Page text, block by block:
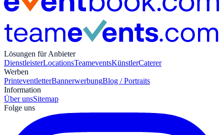
Lösungen für Anbieter
DienstleisterLocationsTeameventsKünstlerCaterer
Werben
PrinteventletterBannerwerbungBlog / Portraits
Information
Über unsSitemap
Folge uns